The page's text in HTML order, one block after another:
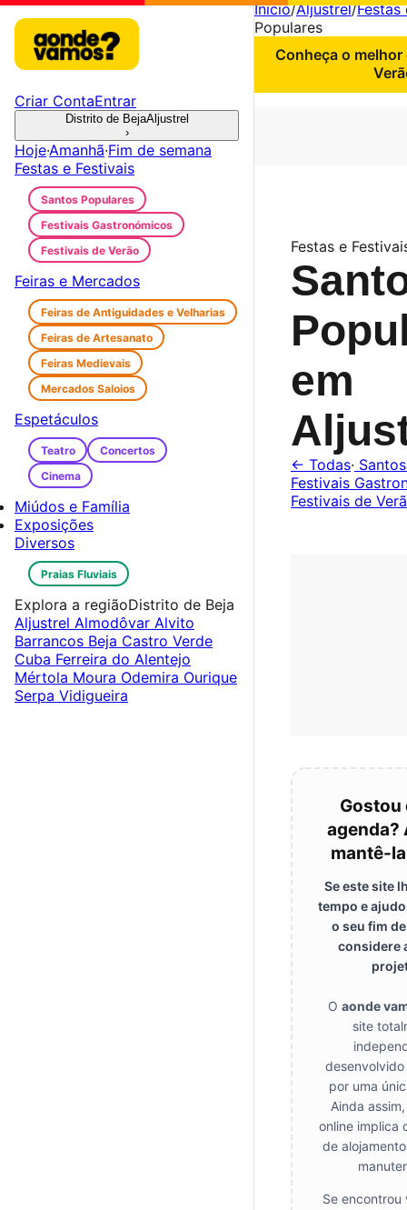
Início/Aljustrel/Festas
Populares
Conheça o
Festas e
em
← Todas·
Festivais
Festivais de
Gostou
agenda?
mantê-
Se este site
tempo e
o seu fim
considere
O aonde
site
por uma
Ainda
online implica
de
Se encontrou
Criar ContaEntrar
Distrito de BejaAljustrel
›
Hoje·Amanhã·Fim de semana
Festas e Festivais
Santos Populares
Festivais Gastronómicos
Festivais de Verão
Feiras e Mercados
Feiras de Antiguidades e Velharias
Feiras de Artesanato
Feiras Medievais
Mercados Saloios
Espetáculos
Teatro
Concertos
Cinema
Miúdos e Família
Exposições
Diversos
Praias Fluviais
Explora a regiãoDistrito de Beja
Aljustrel Almodôvar Alvito
Barrancos Beja Castro Verde
Cuba Ferreira do Alentejo
Mértola Moura Odemira Ourique
Serpa Vidigueira